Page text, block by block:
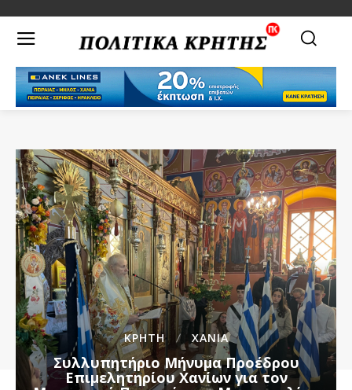
ΚΡΗΤΗ ΧΑΝΙΑ
Συλλυπητήριο Μήνυμα Προέδρου
Επιμελητηρίου Χανίων για τον